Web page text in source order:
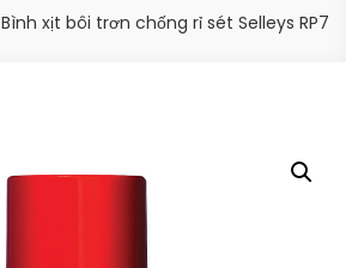
Bình xịt bôi trơn chống rỉ sét Selleys RP7